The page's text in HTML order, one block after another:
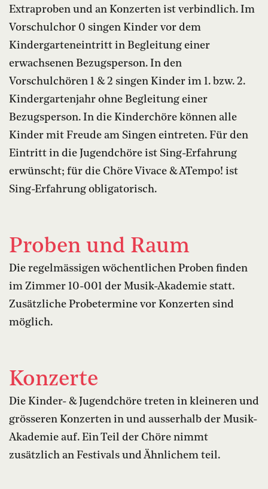
Extraproben und an Konzerten ist verbindlich. Im
Vorschulchor 0 singen Kinder vor dem
Kindergarteneintritt in Begleitung einer
erwachsenen Bezugsperson. In den
Vorschulchören 1 & 2 singen Kinder im 1. bzw. 2.
Kindergartenjahr ohne Begleitung einer
Bezugsperson. In die Kinderchöre können alle
Kinder mit Freude am Singen eintreten. Für den
Eintritt in die Jugendchöre ist Sing-Erfahrung
erwünscht; für die Chöre Vivace & ATempo! ist
Sing-Erfahrung obligatorisch.
Proben und Raum
Die regelmässigen wöchentlichen Proben finden
im Zimmer 10-001 der Musik-Akademie statt.
Zusätzliche Probetermine vor Konzerten sind
möglich.
Konzerte
Die Kinder- & Jugendchöre treten in kleineren und
grösseren Konzerten in und ausserhalb der Musik-
Akademie auf. Ein Teil der Chöre nimmt
zusätzlich an Festivals und Ähnlichem teil.